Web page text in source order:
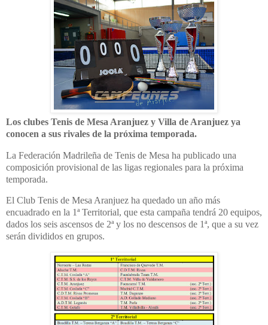
Los clubes Tenis de Mesa Aranjuez y Villa de Aranjuez ya
conocen a sus rivales de la próxima temporada.
La Federación Madrileña de Tenis de Mesa ha publicado una
composición provisional de las ligas regionales para la próxima
temporada.
El Club Tenis de Mesa Aranjuez ha quedado un año más
encuadrado en la 1ª Territorial, que esta campaña tendrá 20 equipos,
dados los seis ascensos de 2ª y los no descensos de 1ª, que a su vez
serán divididos en grupos.